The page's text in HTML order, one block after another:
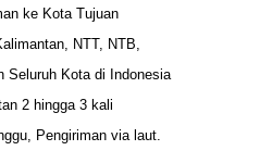
ke Kota Tujuan
NTT, NTB,
Seluruh Kota di Indonesia
2 hingga 3 kali
Pengiriman via laut.